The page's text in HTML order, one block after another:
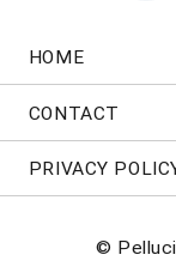
HOME
CONTACT
PRIVACY
©